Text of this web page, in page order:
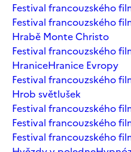
Festival francouzského
Festival francouzského
Hrabě Monte Christo
Festival francouzského
HraniceHranice Evropy
Festival francouzského
Hrob světlušek
Festival francouzského
Festival francouzského
Festival francouzského